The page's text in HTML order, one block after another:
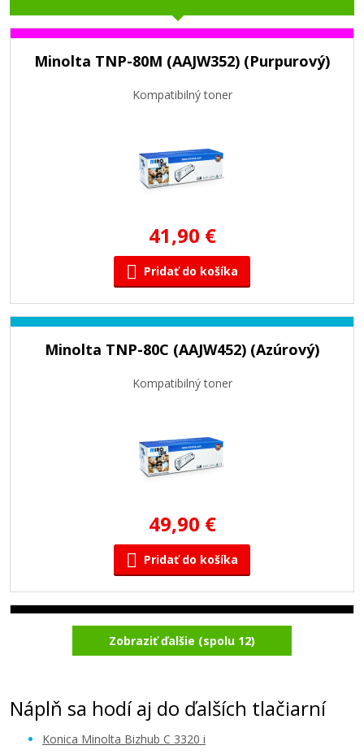
Minolta TNP-80M (AAJW352) (Purpurový)
Kompatibilný toner
41,90 €
Pridať do košíka
Minolta TNP-80C (AAJW452) (Azúrový)
Kompatibilný toner
49,90 €
Pridať do košíka
Minolta TNP-80K (AAJW152) (Čierny)
Zobraziť ďalšie (spolu 12)
Náplň sa hodí aj do ďalších tlačiarní
Konica Minolta Bizhub C 3320 i